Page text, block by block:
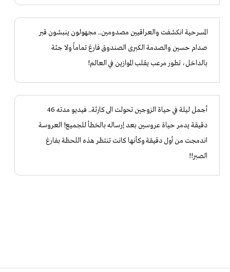
المسرحية انكشفت والعراقيين مصدومين.. مجهولون ينبشون قبر
صدام حسين والصدمة الكبرى الصندوق فارغ تماماً ولا جثة
بالداخل، تطور مرعب يقلب الموازين في العالم!
​أجمل ليلة في حياة الزوجين تحولت الى كارثة.. فيديو مدته 46
دقيقة يدمر حياة عروسين بعد إرساله بالخطأ للجميع! العروسة
اندمجت من أول دقيقة وكأنها كانت تنتظر هذه اللحظة بفارغ
الصبر!!